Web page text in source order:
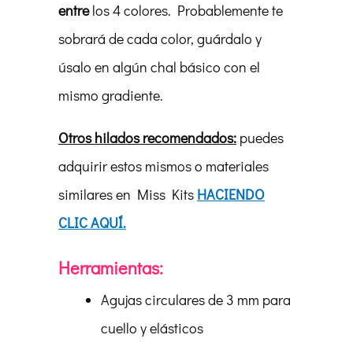
entrelos 4 colores. Probablemente te
sobrará de cada color, guárdalo y
úsalo en algún chal básico con el
mismo gradiente.
Otros hilados recomendados: puedes
adquirir estos mismos o materiales
similares en Miss Kits HACIENDO
CLIC AQUÍ.
Herramientas:
Agujas circulares de 3 mm para
cuello y elásticos